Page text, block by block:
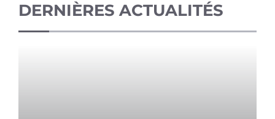
DERNIÈRES ACTUALITÉS